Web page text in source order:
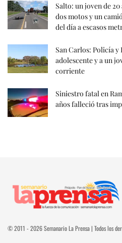
Salto: un joven de
dos motos y un
del día a escasos
San Carlos: Policía
adolescente y a un
corriente
Siniestro fatal en
años falleció tras
© 2011 - 2026 Semanario La Prensa | Todos los